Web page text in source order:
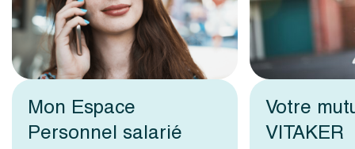
Mon Espace
Personnel salarié
Votre
VITAKER